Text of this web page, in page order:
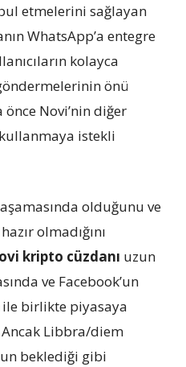
etmelerini sağlayan
WhatsApp’a entegre
kolayca
önü
Novi’nin diğer
istekli
olduğunu ve
olmadığını
kripto cüzdanı uzun
ve Facebook’un
birlikte piyasaya
Libbra/diem
beklediği gibi